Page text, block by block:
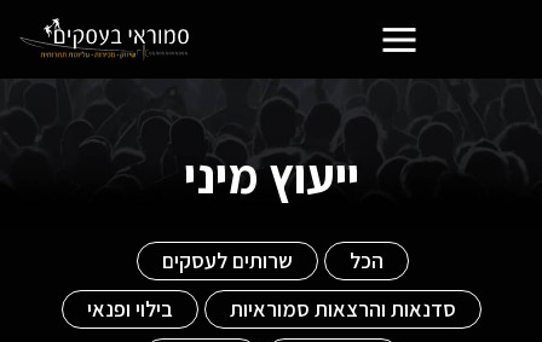
ייעוץ מיני
הכל
שרותים לעסקים
סדנאות והרצאות סמוראיות
בילוי ופנאי